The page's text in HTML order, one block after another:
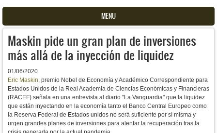
MENU
Maskin pide un gran plan de inversiones
más allá de la inyección de liquidez
01/06/2020
Eric Maskin, premio Nobel de Economía y Académico Correspondiente para
Estados Unidos de la Real Academia de Ciencias Económicas y Financieras
(RACEF) señala en una entrevista al diario "La Vanguardia" que la liquidez
que están inyectando en la economía tanto el Banco Central Europeo como
la Reserva Federal de Estados unidos no será suficiente por sí misma y
urgen grandes planes de inversiones para alentar la recuperación tras la